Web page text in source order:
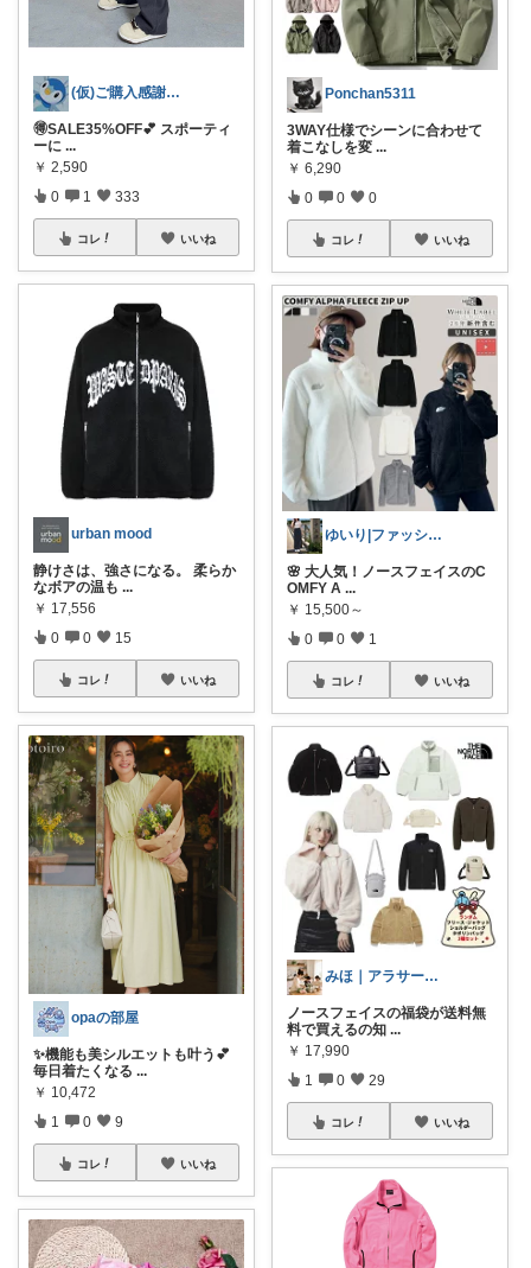
(仮)ご購入感謝致します😊
🉐SALE35%OFF💕 スポーティ
ーに ...
￥ 2,590
0 1 333
コレ いいね
urban mood
静けさは、強さになる。 柔らか
なボアの温も ...
￥ 17,556
0 0 15
コレ いいね
opaの部屋
✨機能も美シルエットも叶う💕
毎日着たくなる ...
￥ 10,472
1 0 9
コレ いいね
Ponchan5311
3WAY仕様でシーンに合わせて
着こなしを変 ...
￥ 6,290
0 0 0
コレ いいね
ゆいり|ファッション👗
🌸 大人気！ノースフェイスのC
OMFY A ...
￥ 15,500～
0 0 1
コレ いいね
みほ｜アラサー主婦｜共働き｜2児育児中
ノースフェイスの福袋が送料無
料で買えるの知 ...
￥ 17,990
1 0 29
コレ いいね